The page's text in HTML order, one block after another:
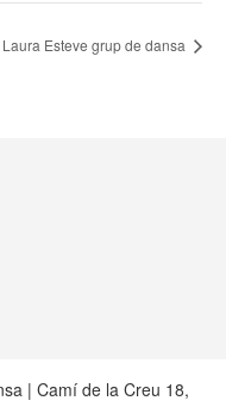
Laura Esteve grup de dansa
| Camí de la Creu 18,